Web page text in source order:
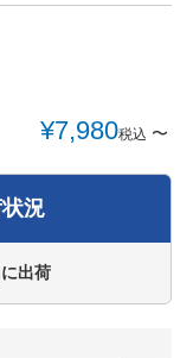
¥7,980税込 〜
況
に出荷